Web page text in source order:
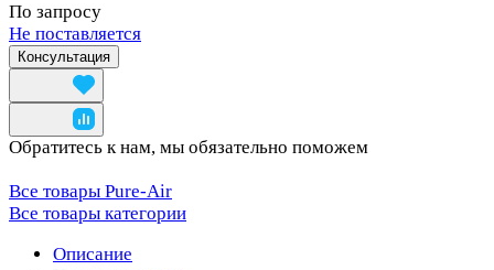
По запросу
Не поставляется
Консультация
Обратитесь к нам, мы обязательно поможем
Все товары Pure-Air
Все товары категории
Описание